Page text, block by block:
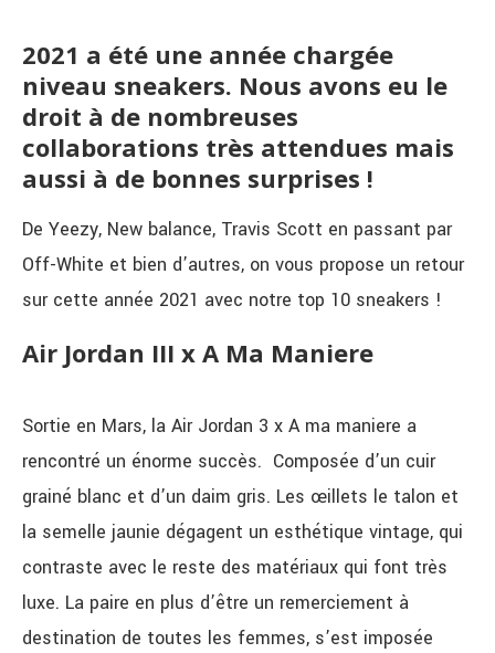
2021 a été une année chargée
niveau sneakers. Nous avons eu le
droit à de nombreuses
collaborations très attendues mais
aussi à de bonnes surprises !
De Yeezy, New balance, Travis Scott en passant par
Off-White et bien d’autres, on vous propose un retour
sur cette année 2021 avec notre top 10 sneakers !
Air Jordan III x A Ma Maniere
Sortie en Mars, la Air Jordan 3 x A ma maniere a
rencontré un énorme succès. Composée d’un cuir
grainé blanc et d’un daim gris. Les œillets le talon et
la semelle jaunie dégagent un esthétique vintage, qui
contraste avec le reste des matériaux qui font très
luxe. La paire en plus d’être un remerciement à
destination de toutes les femmes, s’est imposée